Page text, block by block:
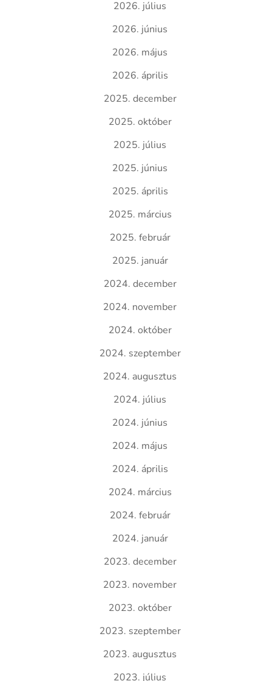
2026. július
2026. június
2026. május
2026. április
2025. december
2025. október
2025. július
2025. június
2025. április
2025. március
2025. február
2025. január
2024. december
2024. november
2024. október
2024. szeptember
2024. augusztus
2024. július
2024. június
2024. május
2024. április
2024. március
2024. február
2024. január
2023. december
2023. november
2023. október
2023. szeptember
2023. augusztus
2023. július